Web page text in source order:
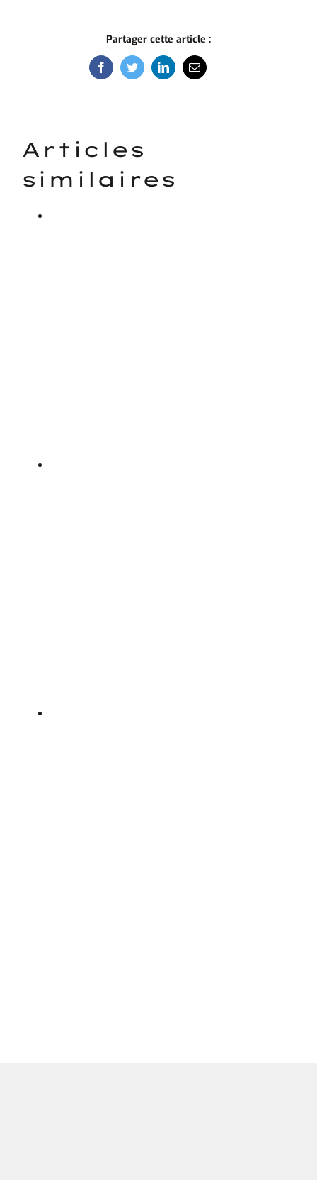
Partager cette article :
FacebookTwitterLinkedInEmail
Articles
similaires